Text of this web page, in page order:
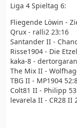
Liga 4 Spieltag 6:
Fliegende Löwin -
Qrux - ralli2 23:16
Santander II -
Risse1904 - Die
kaka-8 -
The Mix II -
TBG II - MP1904
Colt81 II - Philipp
levarela II - CR28 II